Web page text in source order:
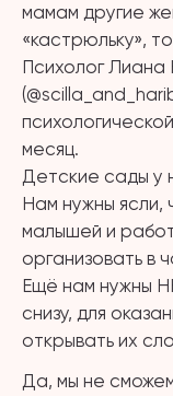
мамам другие
«кастрюльку»,
Психолог
месяц.
Детские сады у
Нам нужны ясли,
малышей и
организовать в
Ещё нам нужны
снизу, для
открывать их
Да, мы не